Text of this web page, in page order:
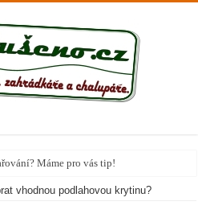
Máme pro vás tip!
vhodnou podlahovou krytinu?